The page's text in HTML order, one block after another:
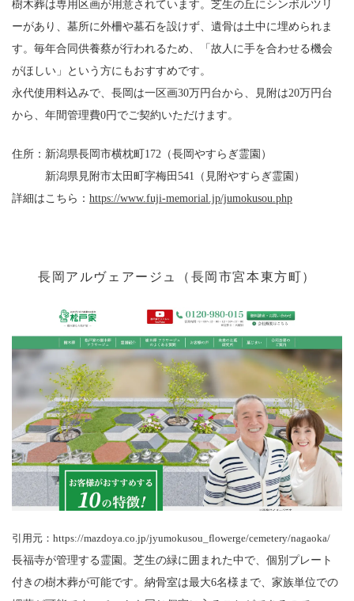
樹木葬は専用区画が用意されています。芝生の丘にシンボルツリ
ーがあり、墓所に外柵や墓石を設けず、遺骨は土中に埋められま
す。毎年合同供養蔡が行われるため、「故人に手を合わせる機会
がほしい」という方にもおすすめです。
永代使用料込みで、長岡は一区画30万円台から、見附は20万円台
から、年間管理費0円でご契約いただけます。
住所：新潟県長岡市横枕町172（長岡やすらぎ霊園）
新潟県見附市太田町字梅田541（見附やすらぎ霊園）
詳細はこちら： https://www.fuji-memorial.jp/jumokusou.php
長岡アルヴェアージュ（長岡市宮本東方町）
引用元：https://mazdoya.co.jp/jyumokusou_flowerge/cemetery/nagaoka/
長福寺が管理する霊園。芝生の緑に囲まれた中で、個別プレート
付きの樹木葬が可能です。納骨室は最大6名様まで、家族単位での